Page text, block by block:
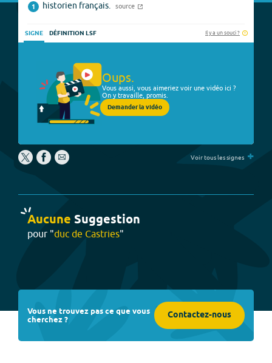
1 historien français. source
SIGNE DÉFINITION LSF Il y a un souci ?
Oups.
Vous aussi, vous aimeriez voir une vidéo ici ?
On y travaille, promis.
Demander la vidéo
Voir tous les signes +
Aucune Suggestion
pour "duc de Castries"
Vous ne trouvez pas ce que vous
cherchez ? Contactez-nous